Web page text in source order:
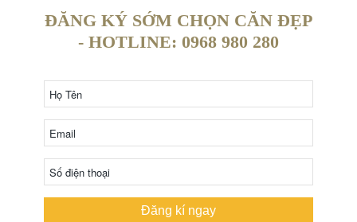
ĐĂNG KÝ SỚM CHỌN CĂN ĐẸP
- HOTLINE: 0968 980 280
Đăng kí ngay